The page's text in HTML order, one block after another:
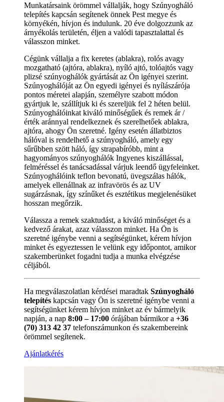
Munkatársaink örömmel vállalják, hogy Szúnyogháló
telepítés kapcsán segítenek önnek Pest megye és
környékén, hívjon és indulunk. 20 éve dolgozzunk az
árnyékolás területén, éljen a valódi tapasztalattal és
válasszon minket.
Cégünk vállalja a fix keretes (ablakra), rolós avagy
mozgatható (ajtóra, ablakra), nyíló ajtó, tolóajtós vagy
plizsé szúnyoghálók gyártását az Ön igényei szerint.
Szúnyoghálóját az Ön egyedi igényei és nyílászárója
pontos méretei alapján, személyre szabott módon
gyártjuk le, szállítjuk ki és szereljük fel 2 héten belül.
Szúnyoghálóinkat kiváló minőségűek és remek ár /
érték aránnyal rendelkeznek és szerelhetőek ablakra,
ajtóra, ahogy Ön szeretné. Igény esetén állatbiztos
hálóval is rendelhető a szúnyogháló, amely egy
sűrűbben szött háló, így strapabíróbb, mint a
hagyományos szúnyoghálók Ingyenes kiszállással,
felméréssel és tanácsadással várjuk leendő ügyfeleinket.
Szúnyoghálóink teflon bevonatú, üvegszálas hálók,
amelyek ellenállnak az infravörös és az UV
sugárzásnak, így színűket és esztétikus megjelenésüket
hosszan megőrzik.
Válassza a remek szaktudást, a kiváló minőséget és a
kedvező árakat, azaz válasszon minket. Ha Ön is
szeretné igénybe venni a segítségünket, kérem hívjon
minket és egyeztessen le velünk egy időpontot, amikor
szakemberünket fogadni tudja a munka elvégzése
céljából.
Ha megválaszolatlan kérdései maradtak Szúnyogháló
telepítés kapcsán vagy Ön is szeretné igénybe venni a
segítségünket kérem hívjon minket az év bármelyik
napján, a nap 8:00 – 17:00 órájában bármikor a +36
(70) 313 42 37 telefonszámunkon és szakembereink
örömmel segítenek.
Ajánlatkérés